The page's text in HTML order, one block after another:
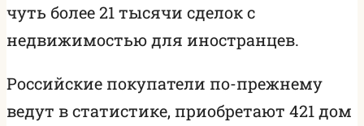
чуть более 21 тысячи сделок с
недвижимостью для иностранцев.
Российские покупатели по-прежнему
ведут в статистике, приобретают 421 дом